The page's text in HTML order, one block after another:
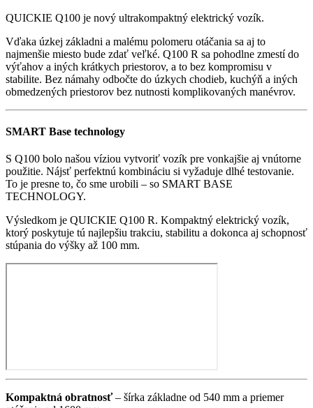
QUICKIE Q100 je nový ultrakompaktný elektrický vozík.
Vďaka úzkej základni a malému polomeru otáčania sa aj to
najmenšie miesto bude zdať veľké. Q100 R sa pohodlne zmestí do
výťahov a iných krátkych priestorov, a to bez kompromisu v
stabilite. Bez námahy odbočte do úzkych chodieb, kuchýň a iných
obmedzených priestorov bez nutnosti komplikovaných manévrov.
SMART Base technology
S Q100 bolo našou víziou vytvoriť vozík pre vonkajšie aj vnútorne
použitie. Nájsť perfektnú kombináciu si vyžaduje dlhé testovanie.
To je presne to, čo sme urobili – so SMART BASE
TECHNOLOGY.
Výsledkom je QUICKIE Q100 R. Kompaktný elektrický vozík,
ktorý poskytuje tú najlepšiu trakciu, stabilitu a dokonca aj schopnosť
stúpania do výšky až 100 mm.
Kompaktná obratnosť– šírka základne od 540 mm a priemer